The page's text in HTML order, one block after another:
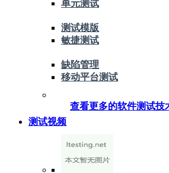
单元测试
测试模版
敏捷测试
缺陷管理
移动平台测试
查看更多的软件测试技
测试视频